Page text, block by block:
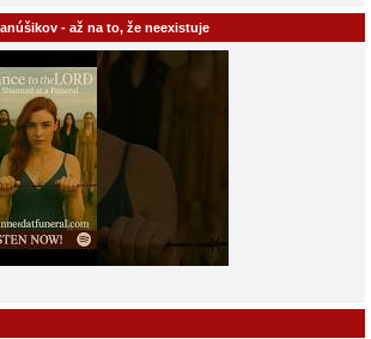
- až na to, že neexistuje